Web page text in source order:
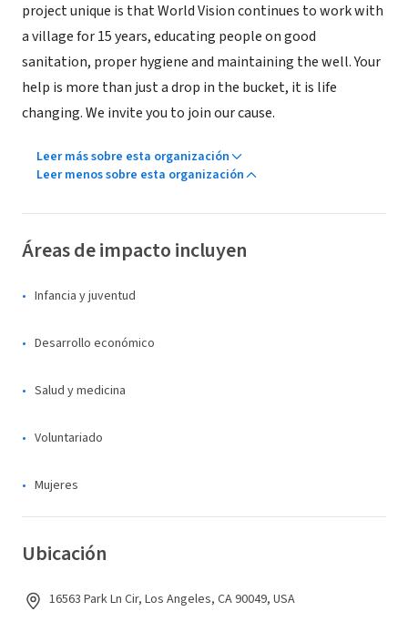
project unique is that World Vision continues to work with
a village for 15 years, educating people on good
sanitation, proper hygiene and maintaining the well. Your
help is more than just a drop in the bucket, it is life
changing. We invite you to join our cause.
Leer más sobre esta organización
Leer menos sobre esta organización
Áreas de impacto incluyen
Infancia y juventud
Desarrollo económico
Salud y medicina
Voluntariado
Mujeres
Ubicación
16563 Park Ln Cir, Los Angeles, CA 90049, USA